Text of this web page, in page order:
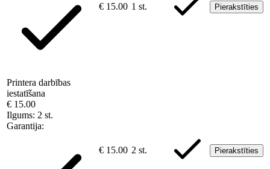
€ 15.00 1 st. Pierakstīties
Printera darbības
iestatīšana
€ 15.00
Ilgums: 2 st.
Garantija:
€ 15.00 2 st. Pierakstīties